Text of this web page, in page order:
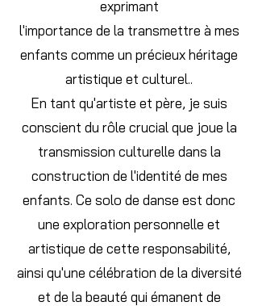
exprimant
l'importance de la transmettre à mes
enfants comme un précieux héritage
artistique et culturel..
En tant qu'artiste et père, je suis
conscient du rôle crucial que joue la
transmission culturelle dans la
construction de l'identité de mes
enfants. Ce solo de danse est donc
une exploration personnelle et
artistique de cette responsabilité,
ainsi qu'une célébration de la diversité
et de la beauté qui émanent de